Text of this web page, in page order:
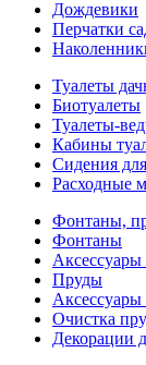
Дождевики
Перчатки
Туалеты
Биотуалеты
Туалеты-
Кабины
Сидения
Расходные
Фонтаны,
Фонтаны
Пруды
Очистка
Декорации